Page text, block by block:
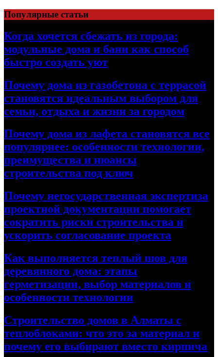
Перейти
к
содержимому
Популярные статьи
Когда хочется сбежать из города:
модульные дома и бани как способ
быстро создать уют
Почему дома из газобетона с террасой
становятся идеальным выбором для
семьи, отдыха и жизни за городом
Почему дома из лафета становятся все
популярнее: особенности технологии,
преимущества и нюансы
строительства под ключ
Почему негосударственная экспертиза
проектной документации помогает
сократить риски строительства и
ускорить согласование проекта
Как выполняется теплый шов для
деревянного дома: этапы
герметизации, выбор материалов и
особенности технологии
Строительство домов в Алматы с
теплоблоками: что это за материал и
почему его выбирают вместо кирпича